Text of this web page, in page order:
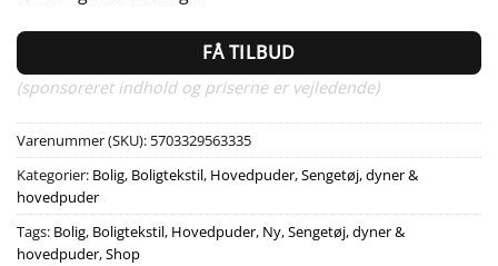
1.249,00 kr..699,00 kr..
FÅ TILBUD
(sponsoreret indhold og priserne er vejledende)
Varenummer (SKU): 5703329563335
Kategorier: Bolig, Boligtekstil, Hovedpuder,Sengetøj, dyner &
hovedpuder
Tags: Bolig, Boligtekstil, Hovedpuder, Ny,Sengetøj, dyner &
hovedpuder,Shop